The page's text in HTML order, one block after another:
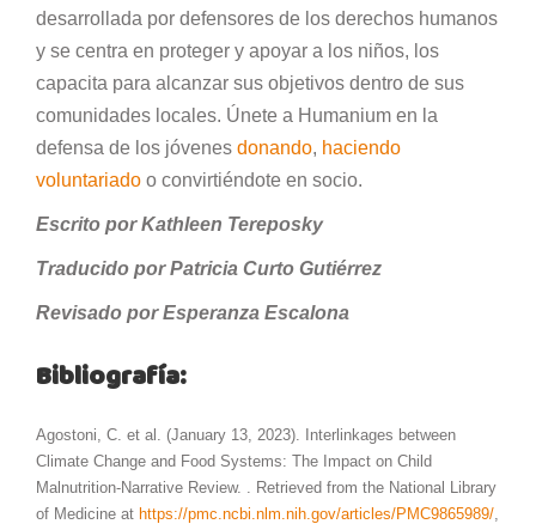
desarrollada por defensores de los derechos humanos
y se centra en proteger y apoyar a los niños, los
capacita para alcanzar sus objetivos dentro de sus
comunidades locales. Únete a Humanium en la
defensa de los jóvenes donando, haciendo
voluntariado o convirtiéndote en socio.
Escrito por Kathleen Tereposky
Traducido por Patricia Curto Gutiérrez
Revisado por Esperanza Escalona
Bibliografía:
Agostoni, C. et al. (January 13, 2023). Interlinkages between
Climate Change and Food Systems: The Impact on Child
Malnutrition-Narrative Review. . Retrieved from the National Library
of Medicine at https://pmc.ncbi.nlm.nih.gov/articles/PMC9865989/